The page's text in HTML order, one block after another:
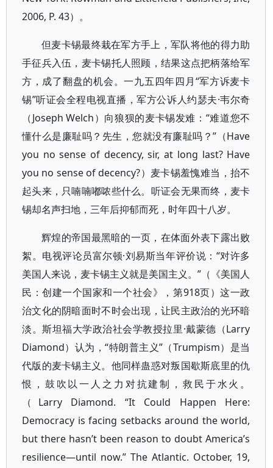
2006, P. 43）。
但麦卡锡最终栽在军方手上，军队将他的得力助
手征兵入伍，麦卡锡托人照顾，结果这点把柄落给军
方，成了翻盘的机会。一九五四年四月“军方诉麦卡
锡”听证会全程电视直播，军方公诉人约瑟夫·韦尔奇
（Joseph Welch）向狼狈的麦卡锡发难：“难道您不
懂什么是廉耻吗？先生，您就没有廉耻吗？”（Have
you no sense of decency, sir, at long last? Have
you no sense of decency?）麦卡锡羞愧难当，抬不
起头来，只喃喃嘟哝些什么。听证会无果而终，麦卡
锡却名声扫地，三年后抑郁而死，时年四十八岁。
辉煌的帝国最黑暗的一页，在体面外表下露出败
絮。电视评论员富尔顿·刘易斯当年评价说：“对许多
美国人来说，麦卡锡主义就是美国主义。”（《美国人
民：创建一个国家和一个社会》，第918页）这一政
治文化的阴暗面时不时会出现，让民主政治的光环暗
淡。斯坦福大学政治社会学教授拉里·戴蒙德（Larry
Diamond）认为，“特朗普主义”（Trumpism）是当
代版的麦卡锡主义。他同样蛊惑对叛国歇斯底里的仇
恨，鼓吹以一人之力对抗建制，救民于水火。
（Larry Diamond. “It Could Happen Here:
Democracy is facing setbacks around the world,
but there hasn’t been reason to doubt America’s
resilience—until now.” The Atlantic. October, 19,